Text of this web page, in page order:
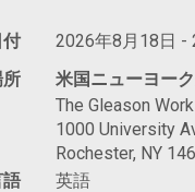
付
2026年8月18日 -
米国ニューヨー
The Gleason
1000 University
Rochester, NY
英語